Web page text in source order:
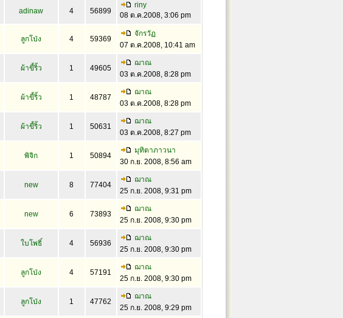
adinaw 4 56899
riny
08 ต.ค.2008, 3:06 pm
ลูกโป่ง 4 59369
จักรวัฏ
07 ต.ค.2008, 10:41 am
ผ้าขี้ริ้ว 1 49605
ฌาณ
03 ต.ค.2008, 8:28 pm
ผ้าขี้ริ้ว 1 48787
ฌาณ
03 ต.ค.2008, 8:28 pm
ผ้าขี้ริ้ว 1 50631
ฌาณ
03 ต.ค.2008, 8:27 pm
พิจิก 1 50894
มุทิตาภาวนา
30 ก.ย. 2008, 8:56 am
new 8 77404
ฌาณ
25 ก.ย. 2008, 9:31 pm
new 6 73893
ฌาณ
25 ก.ย. 2008, 9:30 pm
ใบโพธิ์ 4 56936
ฌาณ
25 ก.ย. 2008, 9:30 pm
ลูกโป่ง 4 57191
ฌาณ
25 ก.ย. 2008, 9:30 pm
ลูกโป่ง 1 47762
ฌาณ
25 ก.ย. 2008, 9:29 pm